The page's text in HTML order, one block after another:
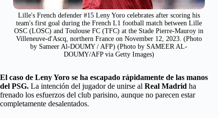
Lille's French defender #15 Leny Yoro celebrates after scoring his
team's first goal during the French L1 football match between Lille
OSC (LOSC) and Toulouse FC (TFC) at the Stade Pierre-Mauroy in
Villeneuve-d'Ascq, northern France on November 12, 2023. (Photo
by Sameer Al-DOUMY / AFP) (Photo by SAMEER AL-
DOUMY/AFP via Getty Images)
El caso de Leny Yoro se ha escapado rápidamente de las manos
del PSG. La intención del jugador de unirse al Real Madrid ha
frenado los esfuerzos del club parisino, aunque no parecen estar
completamente desalentados.